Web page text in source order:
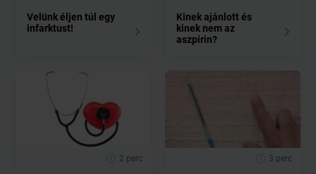
Velünk éljen túl egy
infarktust!
Kinek ajánlott és
kinek nem az
aszpirin?
2 perc 3 perc